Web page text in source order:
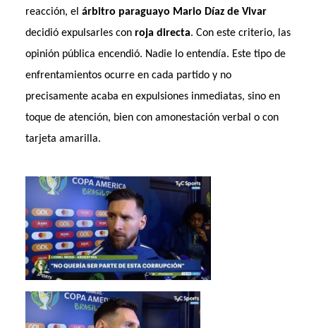
reacción, el árbitro paraguayo Mario Díaz de Vivar
decidió expulsarles con roja directa. Con este criterio, las
opinión pública encendió. Nadie lo entendía. Este tipo de
enfrentamientos ocurre en cada partido y no
precisamente acaba en expulsiones inmediatas, sino en
toque de atención, bien con amonestación verbal o con
tarjeta amarilla.